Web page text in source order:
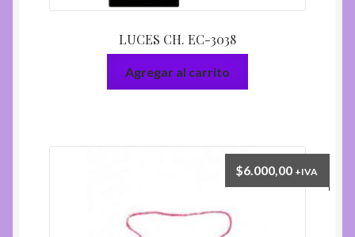
LUCES CH. EC-3038
Agregar al carrito
$6.000,00 +IVA